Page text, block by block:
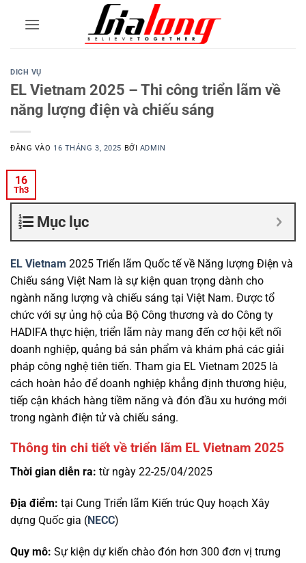
DICH VỤ
EL Vietnam 2025 – Thi công triển lãm về
năng lượng điện và chiếu sáng
ĐĂNG VÀO 16 THÁNG 3, 2025 BỞI ADMIN
16
Th3
Mục lục
EL Vietnam 2025 Triển lãm Quốc tế về Năng lượng Điện và
Chiếu sáng Việt Nam là sự kiện quan trọng dành cho
ngành năng lượng và chiếu sáng tại Việt Nam. Được tổ
chức với sự ủng hộ của Bộ Công thương và do Công ty
HADIFA thực hiện, triển lãm này mang đến cơ hội kết nối
doanh nghiệp, quảng bá sản phẩm và khám phá các giải
pháp công nghệ tiên tiến. Tham gia EL Vietnam 2025 là
cách hoàn hảo để doanh nghiệp khẳng định thương hiệu,
tiếp cận khách hàng tiềm năng và đón đầu xu hướng mới
trong ngành điện tử và chiếu sáng.
Thông tin chi tiết về triển lãm EL Vietnam 2025
Thời gian diễn ra: từ ngày 22-25/04/2025
Địa điểm: tại Cung Triển lãm Kiến trúc Quy hoạch Xây
dựng Quốc gia (NECC)
Quy mô: Sự kiện dự kiến chào đón hơn 300 đơn vị trưng